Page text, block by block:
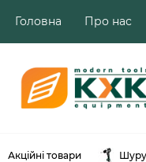
Головна Про нас
Акційні товари